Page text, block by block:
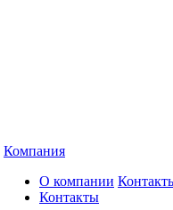
Компания
О компании
Контакты